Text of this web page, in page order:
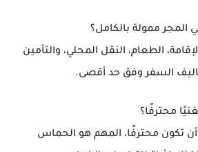
الطعام، النقل المحلي، والتأمين
السفر وفق حد أقصى.
تكون محترفًا، المهم هو الحماس